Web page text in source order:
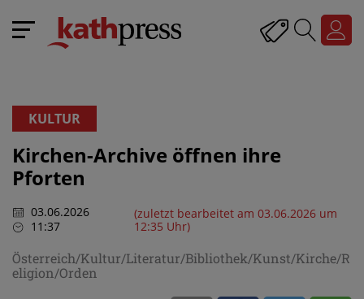
KULTUR
Kirchen-Archive öffnen ihre
Pforten
03.06.2026
11:37
(zuletzt bearbeitet am 03.06.2026 um
12:35 Uhr)
Österreich/Kultur/Literatur/Bibliothek/Kunst/Kirche/R
eligion/Orden